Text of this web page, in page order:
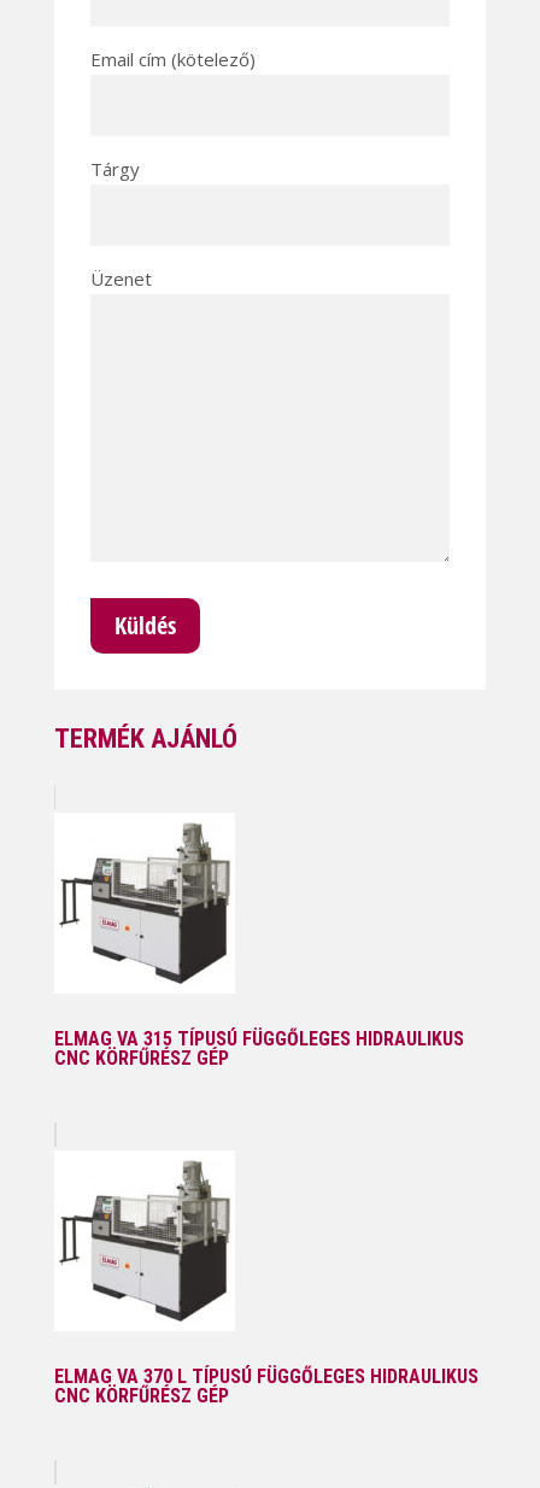
Email cím (kötelező)
Tárgy
Üzenet
TERMÉK AJÁNLÓ
ELMAG VA 315 TÍPUSÚ FÜGGŐLEGES HIDRAULIKUS
CNC KÖRFŰRÉSZ GÉP
ELMAG VA 370 L TÍPUSÚ FÜGGŐLEGES HIDRAULIKUS
CNC KÖRFŰRÉSZ GÉP